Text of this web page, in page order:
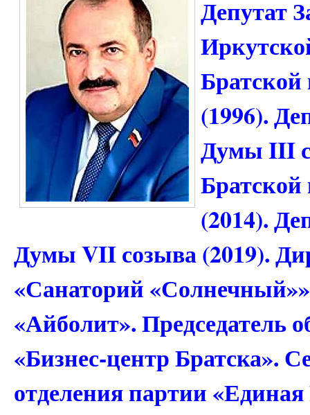
Депутат
(1996).
Думы III
(2014).
Думы VII созыва (2019).
«Санаторий «Солнечный»»
«Айболит». Председатель
«Бизнес-центр Братска».
отделения партии